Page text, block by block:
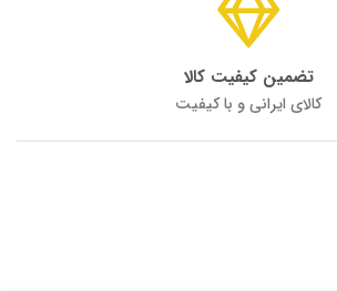
تضمین کیفیت کالا
کالای ایرانی و با کیفیت